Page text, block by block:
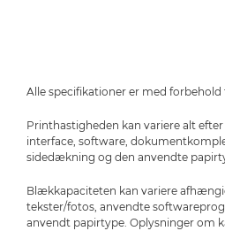
Alle specifikationer er med
Printhastigheden kan variere alt
interface, software,
sidedækning og den anvendte
Blækkapaciteten kan variere
tekster/fotos, anvendte
anvendt papirtype. Oplysninger om